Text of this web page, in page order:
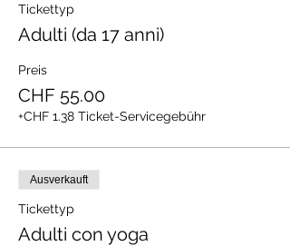
Tickettyp
Adulti (da 17 anni)
Preis
CHF 55.00
+CHF 1.38 Ticket-Servicegebühr
Ausverkauft
Tickettyp
Adulti con yoga